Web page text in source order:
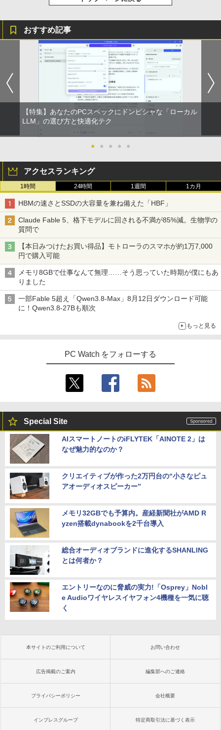
おすすめ記事
【特集】あなたのPCスペックにドンピシャな「ローカル
LLM」の選び方と快適化テク
● ● ● ● ●
アクセスランキング
1時間 24時間 1週間 1カ月
HBMの速さとSSDの大容量を兼ね備えた「HBF」
Claude Fable 5、格下モデルに回される不満が85%減。生物学の
質問で
【本日みつけたお買い得品】モトローラのスマホが約1万7,000
円で購入可能
メモリ8GBで仕事なんて無理……そう思っていた時期が僕にもあ
りました
一部Fable 5超え「Qwen3.8-Max」8月12日ダウンロード可能
に！Qwen3.8-27Bも順次
もっと見る
PC Watch をフォローする
Special Site
AIスマートノートのiFLYTEK「AINOTE 2」は
なぜ魅力的なのか？
クリエイティブが作った2万円台の“小さなピュ
アオーディオスピーカー”
メモリ32GBでも予算内。産経新聞社がAMD R
yzen搭載dynabookを2千台導入
総合オーディオブランドに進化するSHANLING
とは何者か？
エントリーなのに脅威の実力!「Osprey」Nobl
e Audioワイヤレスイヤフォン4機種を一気に聴
く
本サイトのご利用について お問い合わせ
広告掲載のご案内 編集部へのご連絡
プライバシーポリシー 会社概要
インプレスグループ 特定商取引法に基づく表示